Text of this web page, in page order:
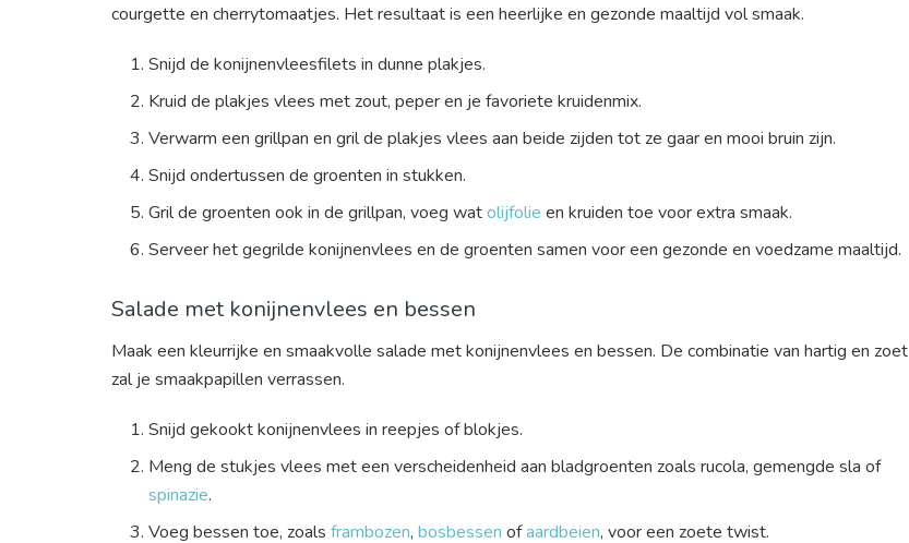
courgette en cherrytomaatjes. Het resultaat is een heerlijke en gezonde maaltijd vol smaak.
Snijd de konijnenvleesfilets in dunne plakjes.
Kruid de plakjes vlees met zout, peper en je favoriete kruidenmix.
Verwarm een grillpan en gril de plakjes vlees aan beide zijden tot ze gaar en mooi bruin zijn.
Snijd ondertussen de groenten in stukken.
Gril de groenten ook in de grillpan, voeg watolijfolie en kruiden toe voor extra smaak.
Serveer het gegrilde konijnenvlees en de groenten samen voor een gezonde en voedzame maaltijd.
Salade met konijnenvlees en bessen
Maak een kleurrijke en smaakvolle salade met konijnenvlees en bessen. De combinatie van hartig en zoet
zal je smaakpapillen verrassen.
Snijd gekookt konijnenvlees in reepjes of blokjes.
Meng de stukjes vlees met een verscheidenheid aan bladgroenten zoals rucola, gemengde sla of
spinazie.
Voeg bessen toe, zoalsframbozen,bosbessen ofaardbeien, voor een zoete twist.